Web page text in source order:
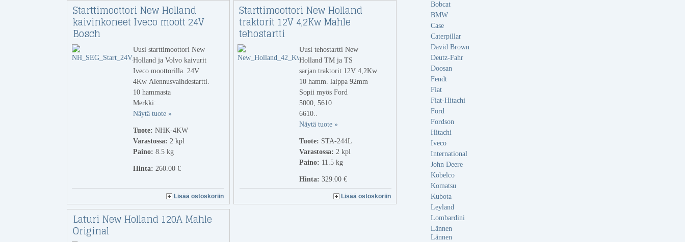
Starttimoottori New Holland
kaivinkoneet Iveco moott 24V
Bosch
Uusi starttimoottori New
Holland ja Volvo kaivurit
Iveco moottorilla. 24V
4Kw Alennusvaihdestartti.
10 hammasta
Merkki:..
Näytä tuote »
Tuote: NHK-4KW
Varastossa: 2 kpl
Paino: 8.5 kg
Hinta: 260.00 €
Lisää ostoskoriin
Starttimoottori New Holland
traktorit 12V 4,2Kw Mahle
tehostartti
Uusi tehostartti New
Holland TM ja TS
sarjan traktorit 12V 4,2Kw
10 hamm. laippa 92mm
Sopii myös Ford
5000, 5610
6610..
Näytä tuote »
Tuote: STA-244L
Varastossa: 2kpl
Paino: 11.5 kg
Hinta: 329.00 €
Lisää ostoskoriin
Laturi New Holland 120A Mahle
Original
Bobcat
BMW
Case
Caterpillar
David Brown
Deutz-Fahr
Doosan
Fendt
Fiat
Fiat-Hitachi
Ford
Fordson
Hitachi
Iveco
International
John Deere
Kobelco
Komatsu
Kubota
Leyland
Lombardini
Lännen
Lännen